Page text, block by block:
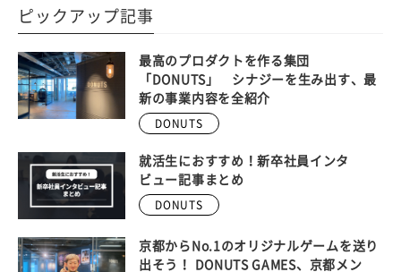
ピックアップ記事
最高のプロダクトを作る集団
「DONUTS」 シナジーを生み出す、最
新の事業内容を全紹介
DONUTS
就活生におすすめ！新卒社員インタ
ビュー記事まとめ
DONUTS
京都からNo.1のオリジナルゲームを送り
出そう！ DONUTS GAMES、京都メン